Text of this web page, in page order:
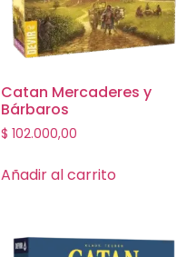
Catan Mercaderes y
Bárbaros
$ 102.000,00
Añadir al carrito